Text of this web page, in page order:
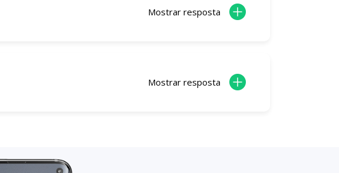
Mostrar resposta
Mostrar resposta